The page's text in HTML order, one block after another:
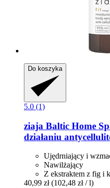
Do koszyka
5.0 (1)
ziaja Baltic Home
działaniu
Ujędrniający i
Nawilżający
Z ekstraktem z fig i
40,99 zł (102,48 zł / l)